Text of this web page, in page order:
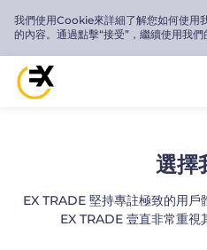
我們使用Cookie來詳細了解您如何使用
的內容。通過點擊“接受”，繼續使用我們
交易培訓
選擇
EX TRADE 堅持專註極致的用戶
EX TRADE 壹直非常重視